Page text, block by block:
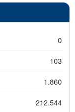
0
103
1.860
212.544